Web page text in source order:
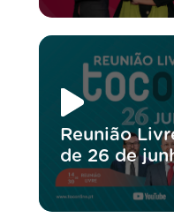
Reunião
de 26 de